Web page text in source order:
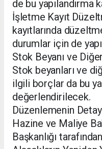
de bu yapılandırma
İşletme Kayıt
kayıtlarında
durumlar için de
Stok Beyanı ve
Stok beyanları ve
ilgili borçlar da bu
değerlendirilecek.
Düzenlemenin
Hazine ve Maliye
Başkanlığı